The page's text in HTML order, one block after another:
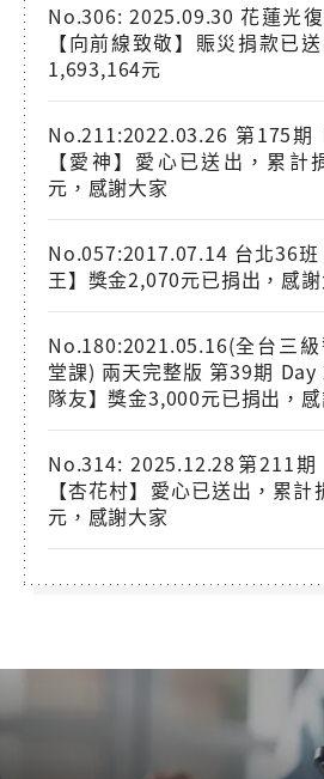
No.306: 2025.09.30 花蓮光
【向前線致敬】賑災捐款已
1,693,164元
No.211:2022.03.26 第175期
【愛神】愛心已送出，累計
元，感謝大家
No.057:2017.07.14 台北36班
王】獎金2,070元已捐出，感
No.180:2021.05.16(全台三
堂課) 兩天完整版 第39期 Day
隊友】獎金3,000元已捐出，
No.314: 2025.12.28第211
【杏花村】愛心已送出，累
元，感謝大家